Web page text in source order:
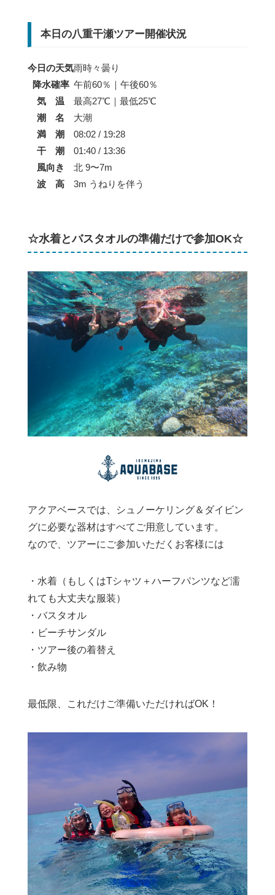
本日の八重干瀬ツアー開催状況
今日の天気雨時々曇り
降水確率 午前60％｜午後60％
気 温
最高27℃｜最低25℃
潮 名
大潮
満 潮
08:02 / 19:28
干 潮
01:40 / 13:36
風向き
北 9〜7m
波 高
3m うねりを伴う
☆水着とバスタオルの準備だけで参加OK☆
アクアベースでは、シュノーケリング＆ダイビン
グに必要な器材はすべてご用意しています。
なので、ツアーにご参加いただくお客様には
・水着（もしくはTシャツ＋ハーフパンツなど濡
れても大丈夫な服装）
・バスタオル
・ビーチサンダル
・ツアー後の着替え
・飲み物
最低限、これだけご準備いただければOK！